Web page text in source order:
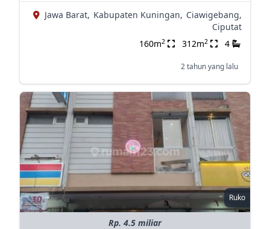
Jawa Barat, Kabupaten Kuningan, Ciawigebang,
Ciputat
160m2 312m2 4
2 tahun yang lalu
Ruko
Rp. 4.5 miliar